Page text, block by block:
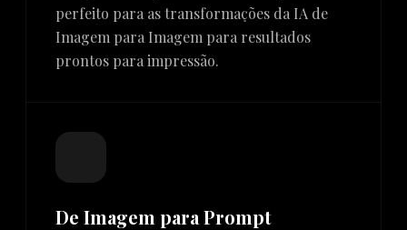
perfeito para as transformações da IA de
Imagem para Imagem para resultados
prontos para impressão.
De Imagem para Prompt